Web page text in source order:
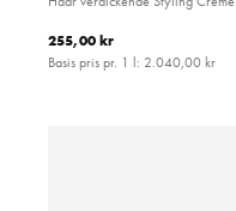
255,00 kr
Basis pris pr. 1 l: 2.040,00 kr